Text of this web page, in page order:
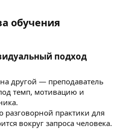
обучения​
подход​
другой — преподаватель
темп, мотивацию и
разговорной практики для
вокруг запроса человека.